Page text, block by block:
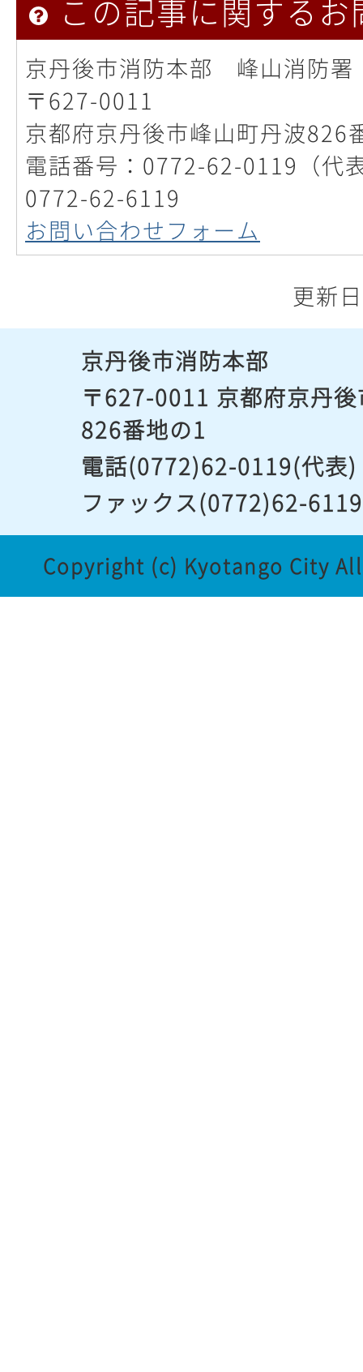
この記事に関する
京丹後市消防本部 峰山消防署
〒627-0011
京都府京丹後市峰山町丹波826
電話番号：0772-62-0119（代
0772-62-6119
お問い合わせフォーム
更新
京丹後市消防本部
〒627-0011 京都府京丹
826番地の1
電話(0772)62-0119(代表)
ファックス(0772)62-
Copyright (c) Kyotango City